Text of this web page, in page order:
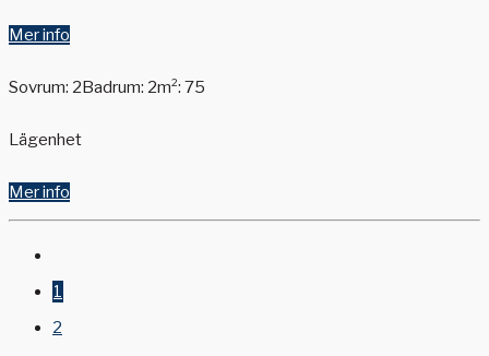
Mer info
Sovrum: 2Badrum: 2m²: 75
Lägenhet
Mer info
1
2